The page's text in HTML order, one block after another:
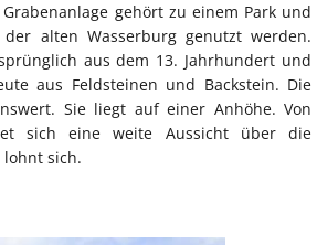
gehört zu einem Park und
alten Wasserburg genutzt werden.
aus dem 13. Jahrhundert und
aus Feldsteinen und Backstein. Die
Sie liegt auf einer Anhöhe. Von
sich eine weite Aussicht über die
lohnt sich.